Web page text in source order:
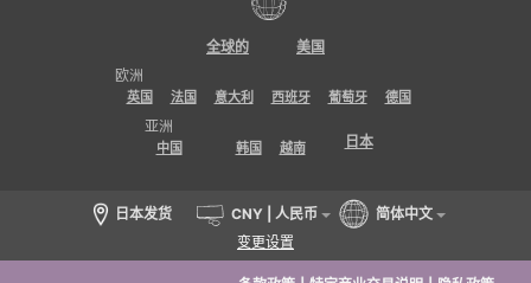
全球的
美国
欧洲
英国 法国 意大利 西班牙 葡萄牙 德国
亚洲
中国 韩国 越南 日本
日本发货 CNY | 人民币
简体中文
变更设置